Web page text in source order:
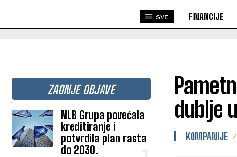
SVE FINANCIJE
ZADNJE OBJAVE
NLB Grupa povećala
kreditiranje i
potvrdila plan rasta
do 2030.
dublje
KOMPANIJE